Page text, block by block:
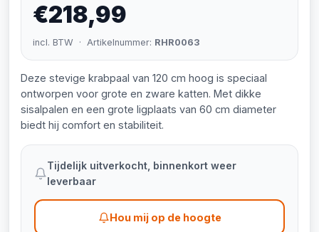
€218,99
incl. BTW · Artikelnummer: RHR0063
Deze stevige krabpaal van 120 cm hoog is speciaal
ontworpen voor grote en zware katten. Met dikke
sisalpalen en een grote ligplaats van 60 cm diameter
biedt hij comfort en stabiliteit.
Tijdelijk uitverkocht, binnenkort weer
leverbaar
Hou mij op de hoogte